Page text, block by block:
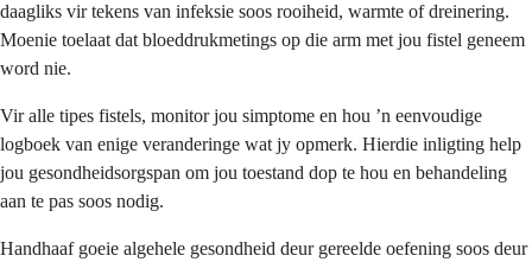
daagliks vir tekens van infeksie soos rooiheid, warmte of dreinering.
Moenie toelaat dat bloeddrukmetings op die arm met jou fistel geneem
word nie.
Vir alle tipes fistels, monitor jou simptome en hou ’n eenvoudige
logboek van enige veranderinge wat jy opmerk. Hierdie inligting help
jou gesondheidsorgspan om jou toestand dop te hou en behandeling
aan te pas soos nodig.
Handhaaf goeie algehele gesondheid deur gereelde oefening soos deur